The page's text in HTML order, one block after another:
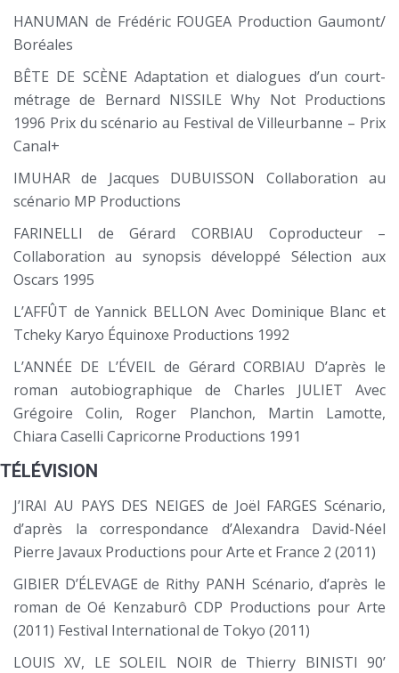
HANUMAN de Frédéric FOUGEA Production Gaumont/
Boréales
BÊTE DE SCÈNE Adaptation et dialogues d’un court-
métrage de Bernard NISSILE Why Not Productions
1996 Prix du scénario au Festival de Villeurbanne – Prix
Canal+
IMUHAR de Jacques DUBUISSON Collaboration au
scénario MP Productions
FARINELLI de Gérard CORBIAU Coproducteur –
Collaboration au synopsis développé Sélection aux
Oscars 1995
L’AFFÛT de Yannick BELLON Avec Dominique Blanc et
Tcheky Karyo Équinoxe Productions 1992
L’ANNÉE DE L’ÉVEIL de Gérard CORBIAU D’après le
roman autobiographique de Charles JULIET Avec
Grégoire Colin, Roger Planchon, Martin Lamotte,
Chiara Caselli Capricorne Productions 1991
TÉLÉVISION
J’IRAI AU PAYS DES NEIGES de Joël FARGES Scénario,
d’après la correspondance d’Alexandra David-Néel
Pierre Javaux Productions pour Arte et France 2 (2011)
GIBIER D’ÉLEVAGE de Rithy PANH Scénario, d’après le
roman de Oé Kenzaburô CDP Productions pour Arte
(2011) Festival International de Tokyo (2011)
LOUIS XV, LE SOLEIL NOIR de Thierry BINISTI 90’